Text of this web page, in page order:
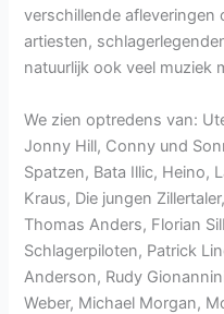
verschillende
artiesten,
natuurlijk ook veel muziek
We zien optredens van:
Jonny Hill, Conny und
Spatzen, Bata Illic, Heino,
Kraus, Die jungen
Thomas Anders, Florian
Schlagerpiloten, Patrick
Anderson, Rudy
Weber, Michael Morgan,